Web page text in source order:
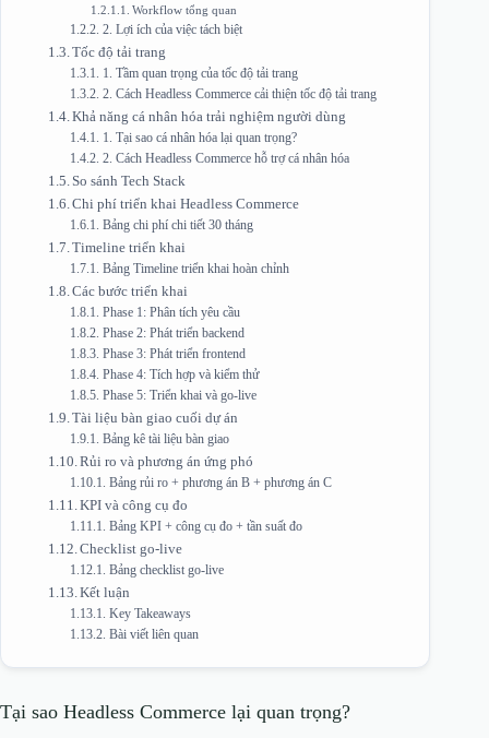
Workflow tổng quan
2. Lợi ích của việc tách biệt
Tốc độ tải trang
1. Tầm quan trọng của tốc độ tải trang
2. Cách Headless Commerce cải thiện tốc độ tải trang
Khả năng cá nhân hóa trải nghiệm người dùng
1. Tại sao cá nhân hóa lại quan trọng?
2. Cách Headless Commerce hỗ trợ cá nhân hóa
So sánh Tech Stack
Chi phí triển khai Headless Commerce
Bảng chi phí chi tiết 30 tháng
Timeline triển khai
Bảng Timeline triển khai hoàn chỉnh
Các bước triển khai
Phase 1: Phân tích yêu cầu
Phase 2: Phát triển backend
Phase 3: Phát triển frontend
Phase 4: Tích hợp và kiểm thử
Phase 5: Triển khai và go-live
Tài liệu bàn giao cuối dự án
Bảng kê tài liệu bàn giao
Rủi ro và phương án ứng phó
Bảng rủi ro + phương án B + phương án C
KPI và công cụ đo
Bảng KPI + công cụ đo + tần suất đo
Checklist go-live
Bảng checklist go-live
Kết luận
Key Takeaways
Bài viết liên quan
Tại sao Headless Commerce lại quan trọng?